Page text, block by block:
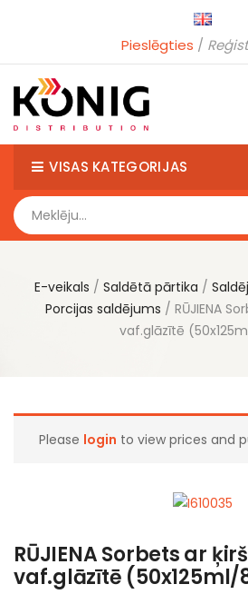
Pieslēgties
VISAS KATEGORIJAS
E-veikals Saldētā pārtika
Porcijas saldējums
RŪJIENA
vaf.glāzītē
Please login to view prices and
RŪJIENA Sorbets ar
vaf.glāzītē (50x125ml/